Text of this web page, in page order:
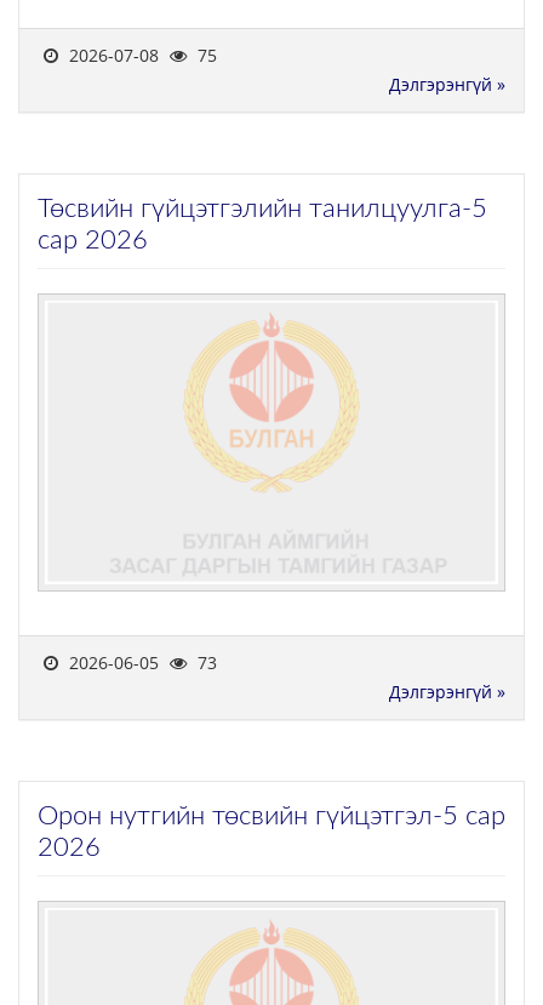
2026-07-08
75
Дэлгэрэнгүй »
Төсвийн гүйцэтгэлийн танилцуулга-5
сар 2026
2026-06-05
73
Дэлгэрэнгүй »
Орон нутгийн төсвийн гүйцэтгэл-5 сар
2026